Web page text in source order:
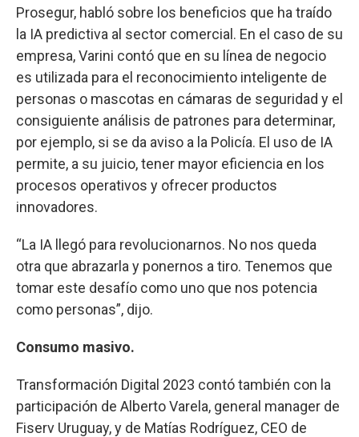
Prosegur, habló sobre los beneficios que ha traído
la IA predictiva al sector comercial. En el caso de su
empresa, Varini contó que en su línea de negocio
es utilizada para el reconocimiento inteligente de
personas o mascotas en cámaras de seguridad y el
consiguiente análisis de patrones para determinar,
por ejemplo, si se da aviso a la Policía. El uso de IA
permite, a su juicio, tener mayor eficiencia en los
procesos operativos y ofrecer productos
innovadores.
“La IA llegó para revolucionarnos. No nos queda
otra que abrazarla y ponernos a tiro. Tenemos que
tomar este desafío como uno que nos potencia
como personas”, dijo.
Consumo masivo.
Transformación Digital 2023 contó también con la
participación de Alberto Varela, general manager de
Fiserv Uruguay, y de Matías Rodríguez, CEO de